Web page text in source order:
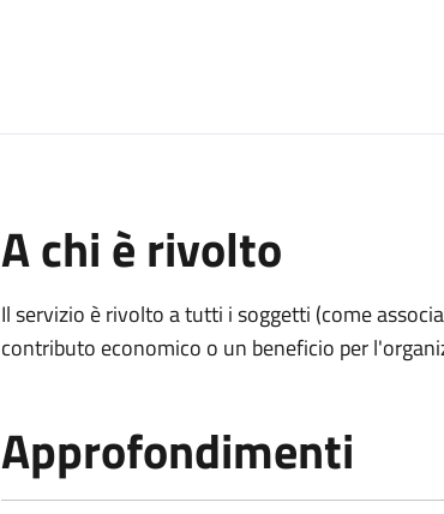
A chi è rivolto
Il servizio è rivolto a tutti i soggetti (come
contributo economico o un beneficio per
Approfondimenti